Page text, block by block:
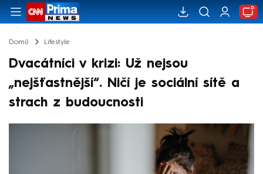
Domů Lifestyle
Dvacátníci v krizi: Už nejsou
„nejšťastnější“. Ničí je sociální sítě a
strach z budoucnosti